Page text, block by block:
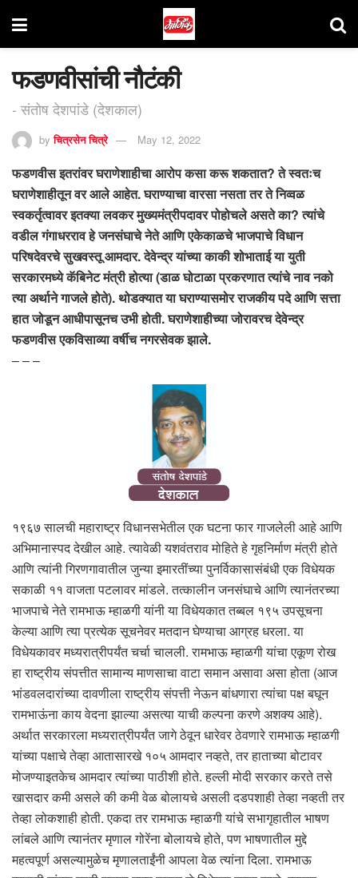
फडणवीसांची नौटंकी
- संतोष देशपांडे (देशकाल)
by चित्रसेन चित्रे May 12, 2022
फडणवीस इतरांवर घराणेशाहीचा आरोप कसा करू शकतात? ते स्वतःच
घराणेशाहीतून वर आले आहेत. घराण्याचा वारसा नसता तर ते निव्वळ
स्वकर्तृत्वावर इतक्या लवकर मुख्यमंत्रीपदावर पोहोचले असते का? त्यांचे
वडील गंगाधरराव हे जनसंघाचे नेते आणि एकेकाळचे भाजपाचे विधान
परिषदेवरचे सुखवस्तू आमदार. देवेन्द्र यांच्या काकी शोभाताई या युती
सरकारमध्ये कॅबिनेट मंत्री होत्या (डाळ घोटाळा प्रकरणात त्यांचे नाव नको
त्या अर्थाने गाजले होते). थोडक्यात या घराण्यासमोर राजकीय पदे आणि सत्ता
हात जोडून आधीपासूनच उभी होती. घराणेशाहीच्या जोरावरच देवेन्द्र
फडणवीस एकविसाव्या वर्षीच नगरसेवक झाले.
– – –
१९६७ सालची महाराष्ट्र विधानसभेतील एक घटना फार गाजलेली आहे आणि
अभिमानास्पद देखील आहे. त्यावेळी यशवंतराव मोहिते हे गृहनिर्माण मंत्री होते
आणि त्यांनी गिरणगावातील जुन्या इमारतींच्या पुनर्विकासासंबंधी एक विधेयक
सकाळी ११ वाजता पटलावर मांडले. तत्कालीन जनसंघाचे आणि त्यानंतरच्या
भाजपाचे नेते रामभाऊ म्हाळगी यांनी या विधेयकात तब्बल १९५ उपसूचना
केल्या आणि त्या प्रत्येक सूचनेवर मतदान घेण्याचा आग्रह धरला. या
विधेयकावर मध्यरात्रीपर्यंत चर्चा चालली. रामभाऊ म्हाळगी यांचा एकूण रोख
हा राष्ट्रीय संपत्तीत सामान्य माणसाचा वाटा समान असावा असा होता (आज
भांडवलदारांच्या दावणीला राष्ट्रीय संपत्ती नेऊन बांधणारा त्यांचा पक्ष बघून
रामभाऊंना काय वेदना झाल्या असत्या याची कल्पना करणे अशक्य आहे).
अर्थात सरकारला मध्यरात्रीपर्यंत जागे ठेवून धारेवर ठेवणारे रामभाऊ म्हाळगी
यांच्या पक्षाचे तेव्हा आतासारखे १०५ आमदार नव्हते, तर हाताच्या बोटावर
मोजण्याइतकेच आमदार त्यांच्या पाठीशी होते. हल्ली मोदी सरकार करते तसे
खासदार कमी असले की कमी वेळ बोलायचे असली दडपशाही तेव्हा नव्हती तर
तेव्हा लोकशाही होती. एकदा तर रामभाऊ म्हाळगी यांचे सभागृहातील भाषण
लांबले आणि त्यानंतर मृणाल गोरेंना बोलायचे होते, पण भाषणातील मुद्दे
महत्वपूर्ण असल्यामुळेच मृणालताईंनी आपला वेळ त्यांना दिला. रामभाऊ